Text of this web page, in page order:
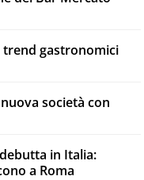
trend gastronomici
società con
in Italia:
a Roma